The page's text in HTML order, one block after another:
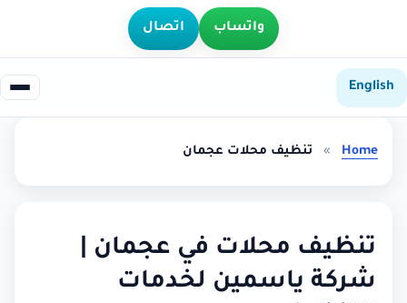
واتساب اتصال
English
Home
» تنظيف محلات عجمان
تنظيف محلات في عجمان |
شركة ياسمين لخدمات